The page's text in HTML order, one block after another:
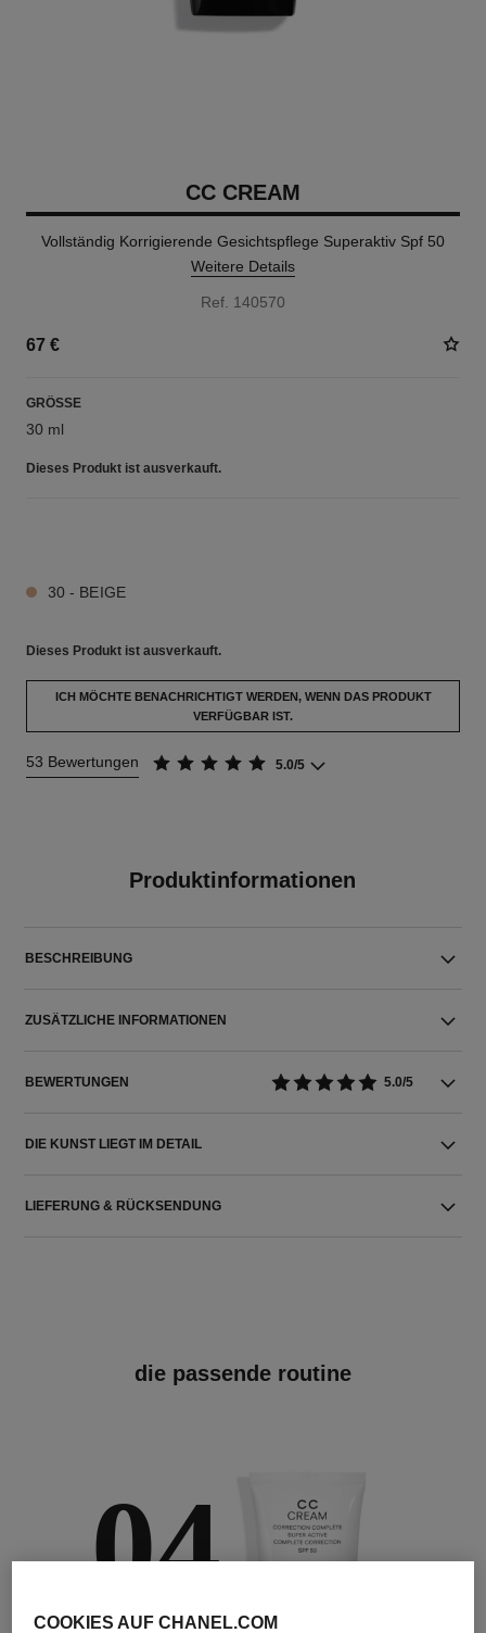
CC CREAM
Vollständig Korrigierende Gesichtspflege Superaktiv Spf 50
Weitere Details
Ref. 140570
67 €
GRÖSSE
30 ml
Dieses Produkt ist ausverkauft.
30 - BEIGE
Dieses Produkt ist ausverkauft.
ICH MÖCHTE BENACHRICHTIGT WERDEN, WENN DAS PRODUKT
VERFÜGBAR IST.
53 Bewertungen 5.0/5
Produktinformationen
BESCHREIBUNG
ZUSÄTZLICHE INFORMATIONEN
BEWERTUNGEN 5.0/5
DIE KUNST LIEGT IM DETAIL
LIEFERUNG & RÜCKSENDUNG
die passende routine
04
COOKIES AUF CHANEL.COM